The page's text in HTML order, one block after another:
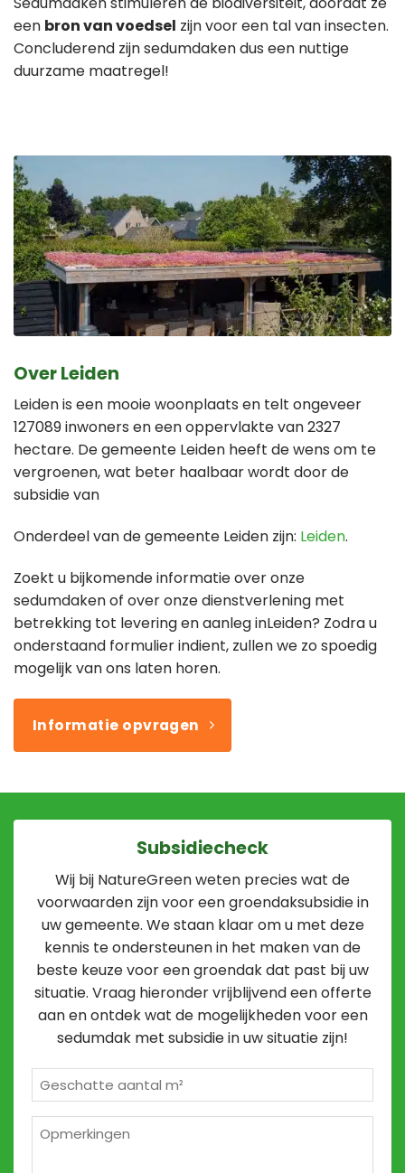
een bron van voedsel zijn voor een tal van insecten.
Concluderend zijn sedumdaken dus een nuttige
duurzame maatregel!
Over Leiden
Leiden is een mooie woonplaats en telt ongeveer
127089 inwoners en een oppervlakte van 2327
hectare. De gemeente Leiden heeft de wens om te
vergroenen, wat beter haalbaar wordt door de
subsidie van
Onderdeel van de gemeente Leiden zijn: Leiden.
Zoekt u bijkomende informatie over onze
sedumdaken of over onze dienstverlening met
betrekking tot levering en aanleg inLeiden? Zodra u
onderstaand formulier indient, zullen we zo spoedig
mogelijk van ons laten horen.
Informatie opvragen
Subsidiecheck
Wij bij NatureGreen weten precies wat de
voorwaarden zijn voor een groendaksubsidie in
uw gemeente. We staan klaar om u met deze
kennis te ondersteunen in het maken van de
beste keuze voor een groendak dat past bij uw
situatie. Vraag hieronder vrijblijvend een offerte
aan en ontdek wat de mogelijkheden voor een
sedumdak met subsidie in uw situatie zijn!
m²